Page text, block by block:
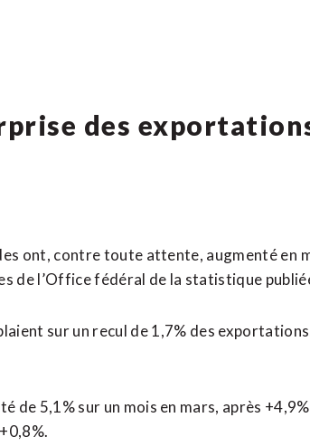
des
ont, contre ​toute attente, ‌augmenté ​en
de l’Office fédéral de la statistique
sur un recul de ⁠1,7% des
de 5,1% sur ​un mois en mars, après